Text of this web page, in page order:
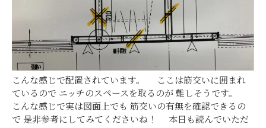
こんな感じで配置されています。 ここは筋交いに囲まれ
ているので ニッチのスペースを取るのが 難しそうです。
こんな感じで実は図面上でも 筋交いの有無を確認できるの
で 是非参考にしてみてくださいね！ 本日も読んでいただ